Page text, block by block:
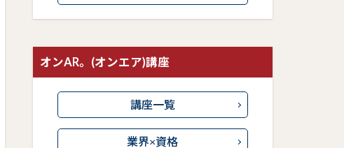
オンAR。(オンエア)講座
講座一覧
業界×資格